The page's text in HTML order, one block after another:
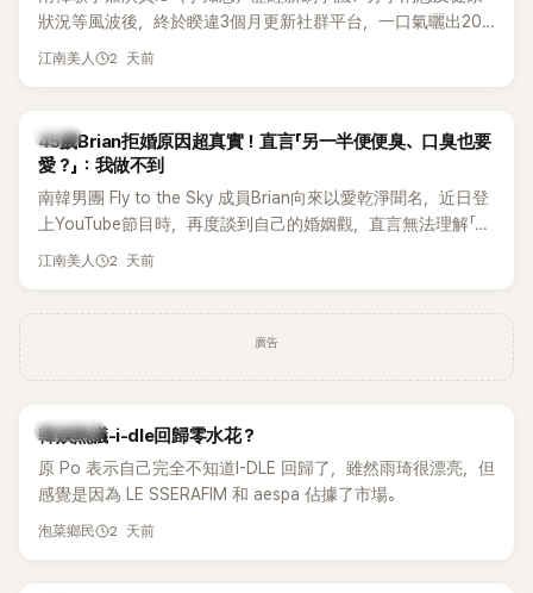
狀況等風波後，終於睽違3個月更新社群平台，一口氣曬出20
張近況照，讓大批粉絲又驚又喜。不過，比起照片本身，更引
江南美人 2 天前
韓星
45歲Brian拒婚原因超真實！直言「另一半便便臭、口臭也要
愛？」：我做不到
南韓男團 Fly to the Sky 成員Brian向來以愛乾淨聞名，近日登
上YouTube節目時，再度談到自己的婚姻觀，直言無法理解「連
另一半的口臭、便便臭都要愛」這種說法，更大方表明自己是不
江南美人 2 天前
廣告
熱議討論
韓娛熱議-i-dle回歸零水花？
原 Po 表示自己完全不知道I-DLE 回歸了，雖然雨琦很漂亮，但
感覺是因為 LE SSERAFIM 和 aespa 佔據了市場。
泡菜鄉民 2 天前